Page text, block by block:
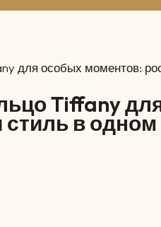
для особых моментов:
Tiffany
стиль в